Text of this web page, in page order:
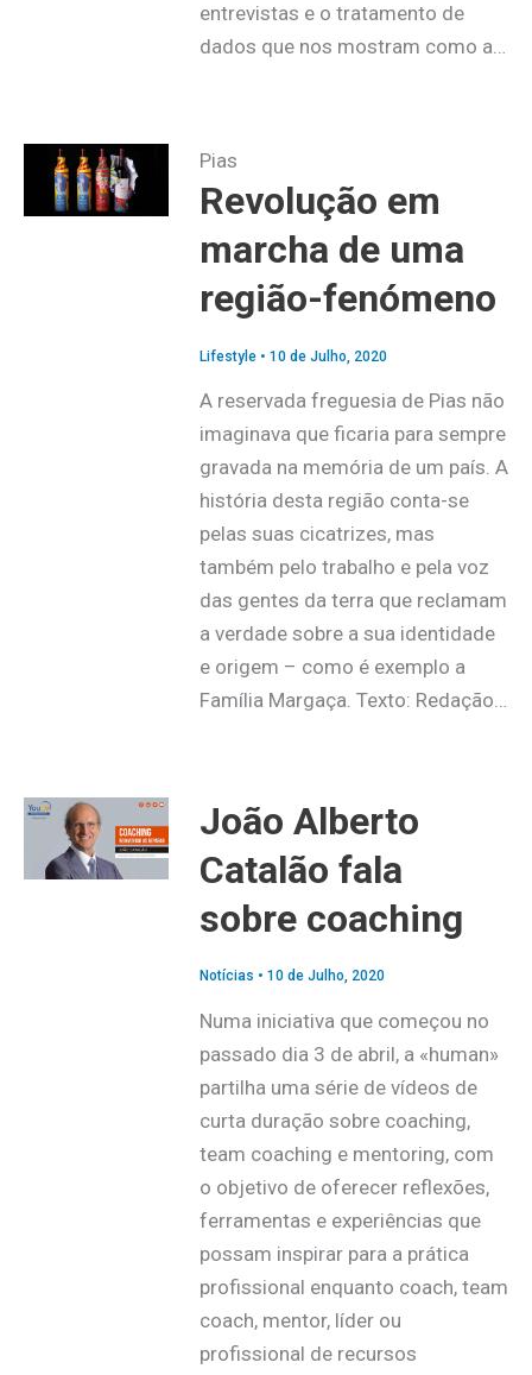
entrevistas e o tratamento de
dados que nos mostram como a…
Pias
Revolução em
marcha de uma
região-fenómeno
Lifestyle• 10 de Julho, 2020
A reservada freguesia de Pias não
imaginava que ficaria para sempre
gravada na memória de um país. A
história desta região conta-se
pelas suas cicatrizes, mas
também pelo trabalho e pela voz
das gentes da terra que reclamam
a verdade sobre a sua identidade
e origem – como é exemplo a
Família Margaça. Texto: Redação…
João Alberto
Catalão fala
sobre coaching
Notícias • 10 de Julho, 2020
Numa iniciativa que começou no
passado dia 3 de abril, a «human»
partilha uma série de vídeos de
curta duração sobre coaching,
team coaching e mentoring, com
o objetivo de oferecer reflexões,
ferramentas e experiências que
possam inspirar para a prática
profissional enquanto coach, team
coach, mentor, líder ou
profissional de recursos